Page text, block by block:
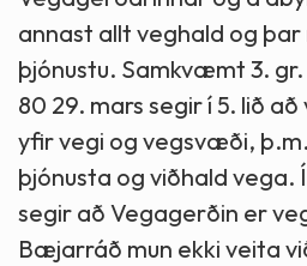
annast allt veghald og
þjónustu. Samkvæmt 3.
80 29. mars segir í 5. lið
yfir vegi og vegsvæði,
þjónusta og viðhald vega.
segir að Vegagerðin er
Bæjarráð mun ekki veita